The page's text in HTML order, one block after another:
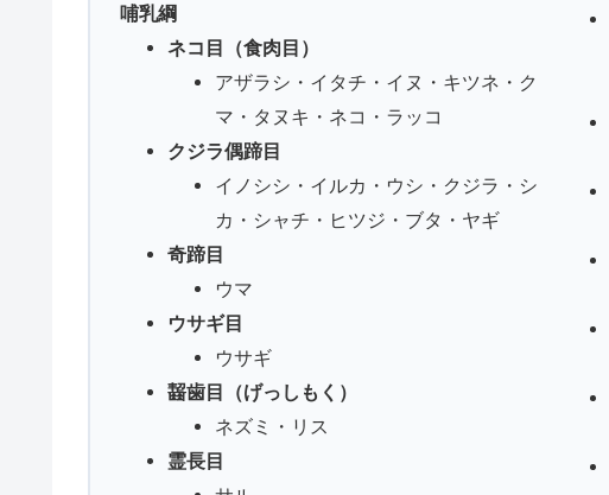
哺乳綱
ネコ目（食肉目）
アザラシ・イタチ・イヌ・キツネ・ク
マ・タヌキ・ネコ・ラッコ
クジラ偶蹄目
イノシシ・イルカ・ウシ・クジラ・シ
カ・シャチ・ヒツジ・ブタ・ヤギ
奇蹄目
ウマ
ウサギ目
ウサギ
齧歯目（げっしもく）
ネズミ・リス
霊長目